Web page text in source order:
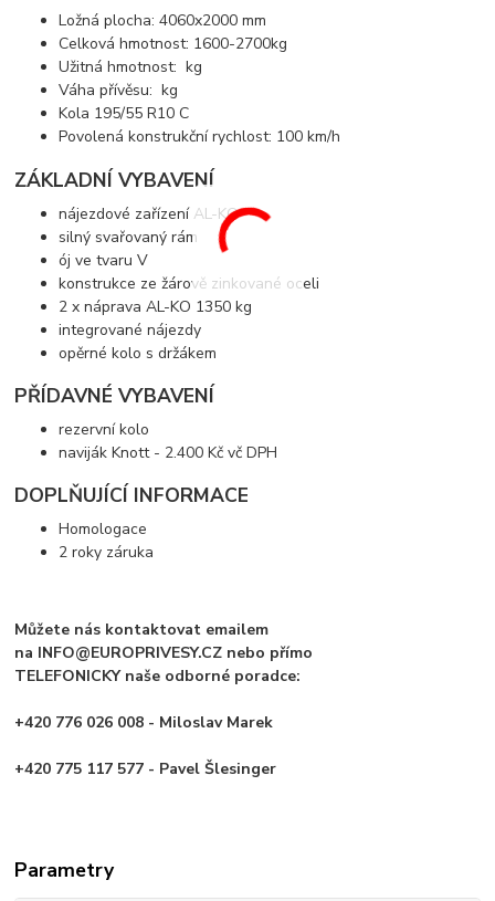
Ložná plocha: 4060x2000 mm
Celková hmotnost: 1600-2700kg
Užitná hmotnost: kg
Váha přívěsu: kg
Kola 195/55 R10 C
Povolená konstrukční rychlost: 100 km/h
ZÁKLADNÍ VYBAVENÍ
nájezdové zařízení AL-KO
silný svařovaný rám
ój ve tvaru V
konstrukce ze žárově zinkované oceli
2 x náprava AL-KO 1350 kg
integrované nájezdy
opěrné kolo s držákem
PŘÍDAVNÉ VYBAVENÍ
rezervní kolo
naviják Knott - 2.400 Kč vč DPH
DOPLŇUJÍCÍ INFORMACE
Homologace
2 roky záruka
Můžete nás kontaktovat emailem
na INFO@EUROPRIVESY.CZ nebo přímo
TELEFONICKY naše odborné poradce:
+420 776 026 008 - Miloslav Marek
+420 775 117 577 - Pavel Šlesinger
Parametry